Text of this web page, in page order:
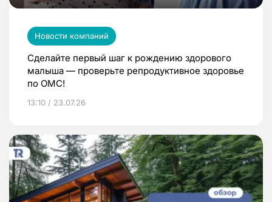
Новости компаний
Сделайте первый шаг к рождению здорового
малыша — проверьте репродуктивное здоровье
по ОМС!
13:10 / 23.07.26